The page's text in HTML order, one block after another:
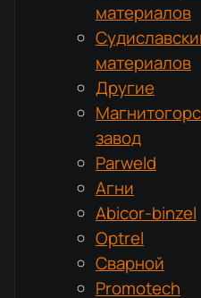
материалов
материалов
Другие
завод
Parweld
Агни
Abicor-binzel
Optrel
Сварной
Promotech